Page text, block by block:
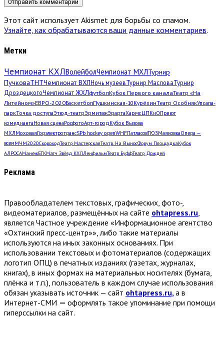
Этот сайт использует Akismet для борьбы со спамом.
Узнайте, как обрабатываются ваши данные комментариев.
Метки
Чемпионат КХЛВолейболЧемпионат МХЛТурнир
ПучковаТНТЧемпионат ВХЛНочь музеевТурнир МасловаТурнир
ДроздецкогоЧемпионат ЖХЛфутболКубок Первого каналаТеатр «На
Литейном»ЕВРО-2020БаскетболПушкинская-10КурёхинТеатр ОсобнякУпсала-
паркТочка доступаЭтюд-театрЭрмитажЭрартаХармсЦПКиОПриют
комедиантаНовая сценаРосфотоАрт-город Кубок Вызова
МХЛМоховаяГорэлектротрансSPb hockey openWHFПатласовТЮЗМаяковкаОпера —
всемМЧМ2020СкороходТеатр МастерскаяТеатр. На ВыносФорум ПлощадкаКубок
АЛРОСАМанежБТКМатч Звёзд КХЛЛенфильмТеатр БуффТеатр Дождей
Реклама
Правообладателем текстовых, графических, фото-,
видеоматериалов, размещённых на сайте ohtapress.ru,
является Частное учреждение «Информационное агентство
«Охтинский пресс-центр»», либо такие материалы
используются на иных законных основаниях. При
использовании текстовых и фотоматериалов (содержащих
логотип ОПЦ) в печатных изданиях (газетах, журналах,
книгах), в иных формах на материальных носителях (бумага,
плёнка и т.п.), пользователь в каждом случае использования
обязан указывать источник — сайт ohtapress.ru, а в
Интернет-СМИ — оформлять такое упоминание при помощи
гиперссылки на сайт.